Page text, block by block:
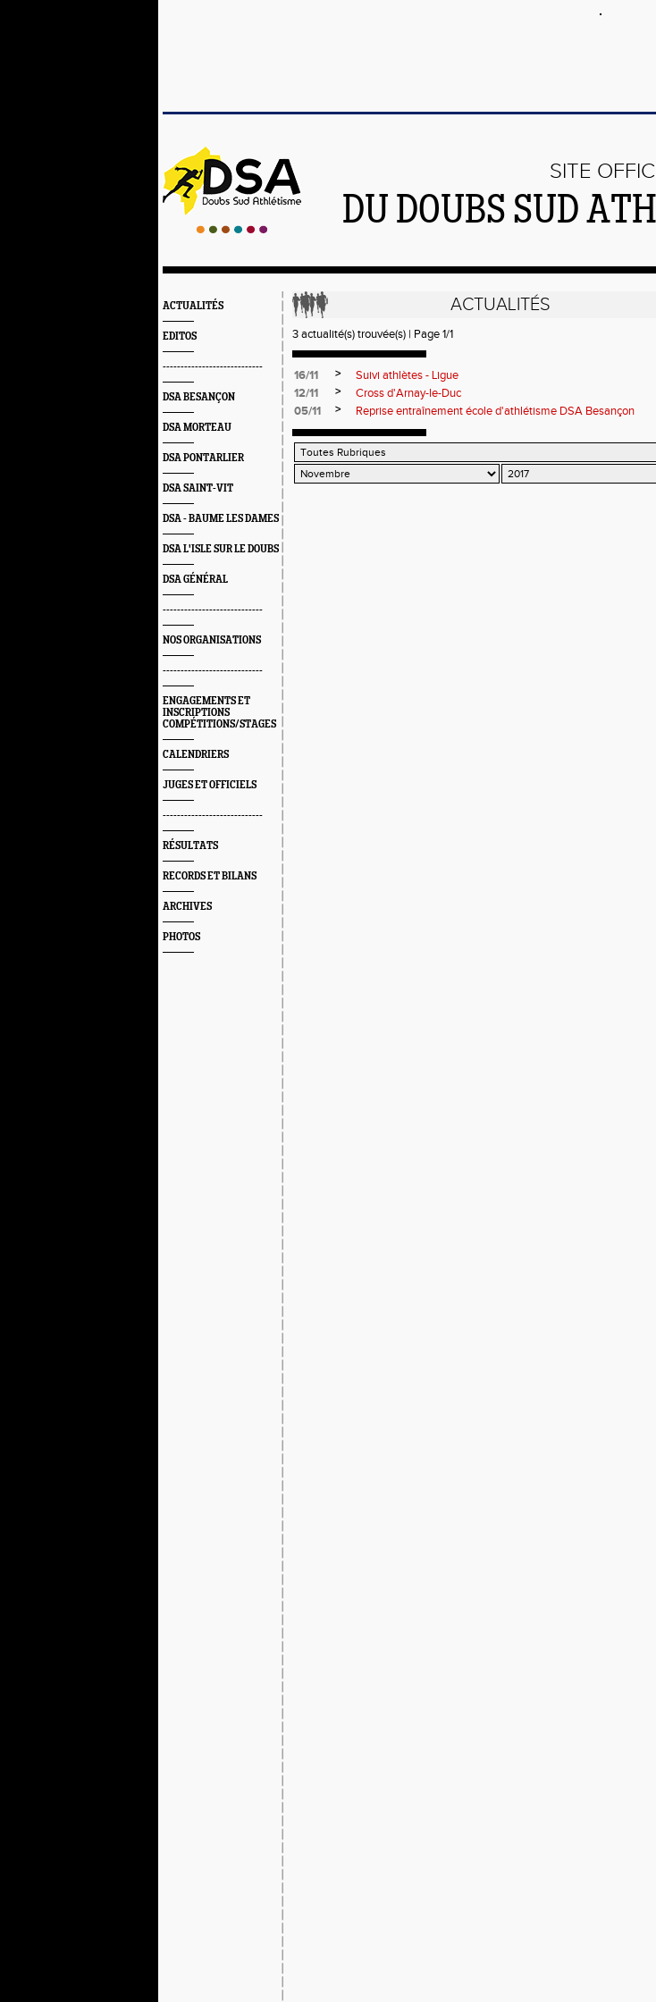
SITE
DU DOUBS SUD
ACTUALITÉS
EDITOS
----------------------------
DSA BESANÇON
DSA MORTEAU
DSA PONTARLIER
DSA SAINT-VIT
DSA - BAUME LES DAMES
DSA L'ISLE SUR LE DOUBS
DSA GÉNÉRAL
----------------------------
NOS ORGANISATIONS
----------------------------
ENGAGEMENTS ET
INSCRIPTIONS
COMPÉTITIONS/STAGES
CALENDRIERS
JUGES ET OFFICIELS
----------------------------
RÉSULTATS
RECORDS ET BILANS
ARCHIVES
PHOTOS
ACTUALITÉS
3 actualité(s) trouvée(s) | Page 1/1
16/11 >
Suivi athlètes - Ligue
12/11
>
Cross d'Arnay-le-Duc
05/11
> Reprise entraînement école d'athlétisme DSA Besançon